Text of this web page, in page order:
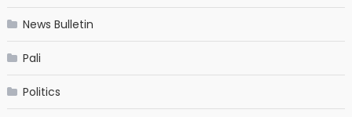
News Bulletin
Pali
Politics